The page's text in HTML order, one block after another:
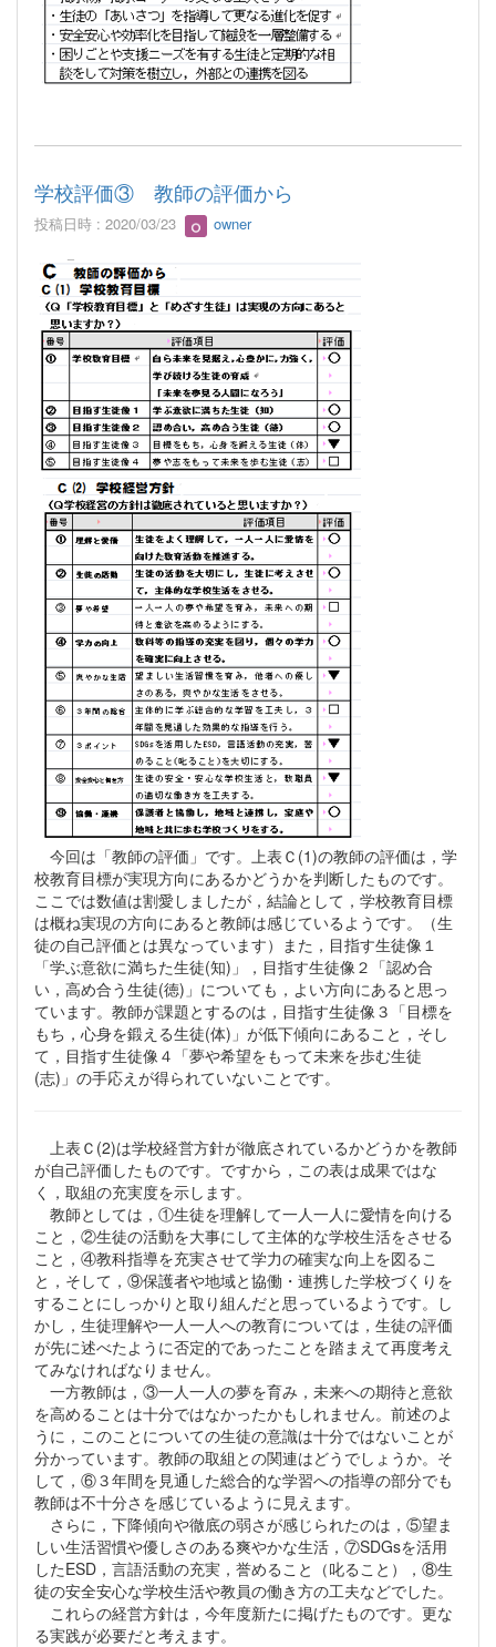
学校評価③ 教師の評価から
投稿日時 : 2020/03/23 owner
今回は「教師の評価」です。上表Ｃ(1)の教師の評価は，学
校教育目標が実現方向にあるかどうかを判断したものです。
ここでは数値は割愛しましたが，結論として，学校教育目標
は概ね実現の方向にあると教師は感じているようです。（生
徒の自己評価とは異なっています）また，目指す生徒像１
「学ぶ意欲に満ちた生徒(知)」，目指す生徒像２「認め合
い，高め合う生徒(徳)」についても，よい方向にあると思っ
ています。教師が課題とするのは，目指す生徒像３「目標を
もち，心身を鍛える生徒(体)」が低下傾向にあること，そし
て，目指す生徒像４「夢や希望をもって未来を歩む生徒
(志)」の手応えが得られていないことです。
上表Ｃ(2)は学校経営方針が徹底されているかどうかを教師
が自己評価したものです。ですから，この表は成果ではな
く，取組の充実度を示します。
教師としては，①生徒を理解して一人一人に愛情を向ける
こと，②生徒の活動を大事にして主体的な学校生活をさせる
こと，④教科指導を充実させて学力の確実な向上を図るこ
と，そして，⑨保護者や地域と協働・連携した学校づくりを
することにしっかりと取り組んだと思っているようです。し
かし，生徒理解や一人一人への教育については，生徒の評価
が先に述べたように否定的であったことを踏まえて再度考え
てみなければなりません。
一方教師は，③一人一人の夢を育み，未来への期待と意欲
を高めることは十分ではなかったかもしれません。前述のよ
うに，このことについての生徒の意識は十分ではないことが
分かっています。教師の取組との関連はどうでしょうか。そ
して，⑥３年間を見通した総合的な学習への指導の部分でも
教師は不十分さを感じているように見えます。
さらに，下降傾向や徹底の弱さが感じられたのは，⑤望ま
しい生活習慣や優しさのある爽やかな生活，⑦SDGsを活用
したESD，言語活動の充実，誉めること（叱ること），⑧生
徒の安全安心な学校生活や教員の働き方の工夫などでした。
これらの経営方針は，今年度新たに掲げたものです。更な
る実践が必要だと考えます。